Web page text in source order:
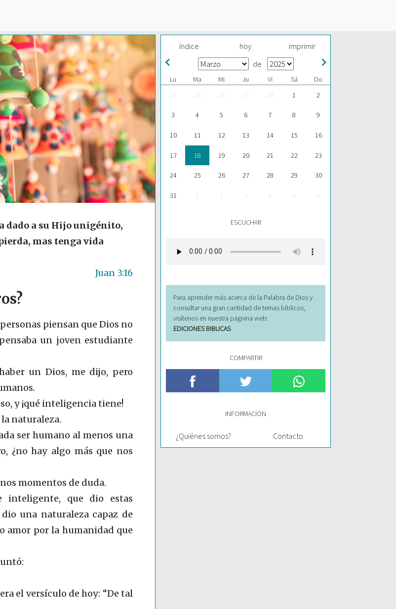
dado a su Hijo unigénito,
mas tenga vida
Juan 3:16
piensan que Dios no
un joven estudiante
un Dios, me dijo, pero
y ¡qué inteligencia tiene!
naturaleza.
ser humano al menos una
¿no hay algo más que nos
momentos de duda.
inteligente, que dio estas
una naturaleza capaz de
amor por la humanidad que
el versículo de hoy: “De tal
índice hoy imprimir
de
Lu Ma Mi Ju Vi Sá
Do
24
25 26 27 28 1 2
3 4 5 6 7 8 9
10 11 12 13 14 15 16
17 18 19 20 21 22 23
24 25 26 27 28 29 30
31 1 2 3 4 5 6
ESCUCHAR
Para aprender más acerca de la Palabra de Dios y
consultar una gran cantidad de temas bíblicos,
visítenos en nuestra págnina web:
EDICIONES BIBLICAS
COMPARTIR
INFORMACIÓN
¿Quiénes somos? Contacto